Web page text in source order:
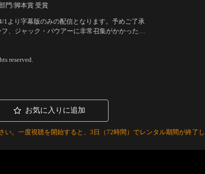
門/脚本賞 受賞
より字幕版のみの配信となります。予めご了承
、ジャック・バウアーに非常召集がかかった。
reserved.
お気に入りに追加
。一度視聴を開始すると、3日（72時間）でレンタル期間が終了し